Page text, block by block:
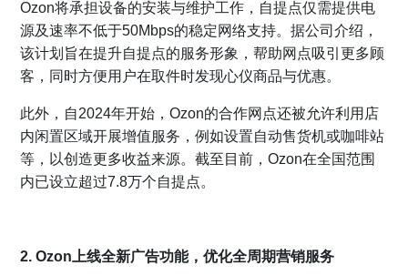
Ozon将承担设备的安装与维护工作，自提点仅需提供电
源及速率不低于50Mbps的稳定网络支持。据公司介绍，
该计划旨在提升自提点的服务形象，帮助网点吸引更多顾
客，同时方便用户在取件时发现心仪商品与优惠。
此外，自2024年开始，Ozon的合作网点还被允许利用店
内闲置区域开展增值服务，例如设置自动售货机或咖啡站
等，以创造更多收益来源。截至目前，Ozon在全国范围
内已设立超过7.8万个自提点。
2. Ozon上线全新广告功能，优化全周期营销服务